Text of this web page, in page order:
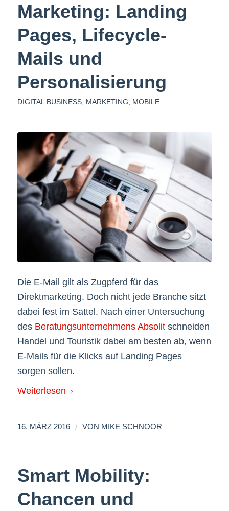
Marketing: Landing
Pages, Lifecycle-
Mails und
Personalisierung
DIGITAL BUSINESS, MARKETING MOBILE
Die E-Mail gilt als Zugpferd für das
Direktmarketing. Doch nicht jede Branche sitzt
dabei fest im Sattel. Nach einer Untersuchung
des Beratungsunternehmens Absolitschneiden
Handel und Touristik dabei am besten ab, wenn
E-Mails für die Klicks auf Landing Pages
sorgen sollen.
Weiterlesen
16. MÄRZ 2016 / VON MIKE SCHNOOR
Smart Mobility:
Chancen und